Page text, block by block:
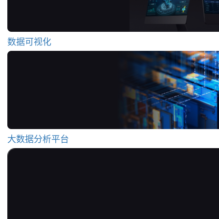
数据可视化
大数据分析平台